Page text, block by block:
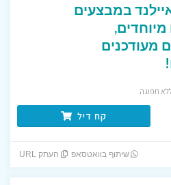
במבצעים
מיוחדים,
מעודכנים
תפוגה
קח דיל
שיתוף בוואטסאפ העתק URL